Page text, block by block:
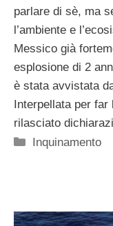
parlare di sè, ma
l’ambiente e
Messico già
esplosione di 2
è stata avvistata
Interpellata per far
rilasciato
Categorie
Inquinamento